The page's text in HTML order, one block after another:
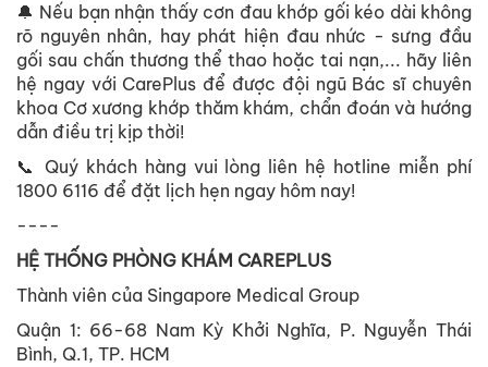
🔔 Nếu bạn nhận thấy cơn đau khớp gối kéo dài không
rõ nguyên nhân, hay phát hiện đau nhức - sưng đầu
gối sau chấn thương thể thao hoặc tai nạn,... hãy liên
hệ ngay với CarePlus để được đội ngũ Bác sĩ chuyên
khoa Cơ xương khớp thăm khám, chẩn đoán và hướng
dẫn điều trị kịp thời!
📞 Quý khách hàng vui lòng liên hệ hotline miễn phí
1800 6116 để đặt lịch hẹn ngay hôm nay!
----
HỆ THỐNG PHÒNG KHÁM CAREPLUS
Thành viên của Singapore Medical Group
Quận 1: 66-68 Nam Kỳ Khởi Nghĩa, P. Nguyễn Thái
Bình, Q.1, TP. HCM